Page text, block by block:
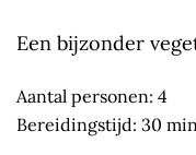
Een bijzonder
Aantal personen: 4
Bereidingstijd: 30